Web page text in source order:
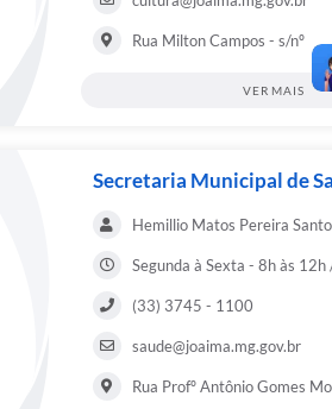
Rua Milton Campos - s/nº
VER MAIS
Secretaria Municipal de
Hemillio Matos Pereira
Segunda à Sexta - 8h às
(33) 3745 - 1100
saude@joaima.mg.gov.br
Rua Profº Antônio Gomes